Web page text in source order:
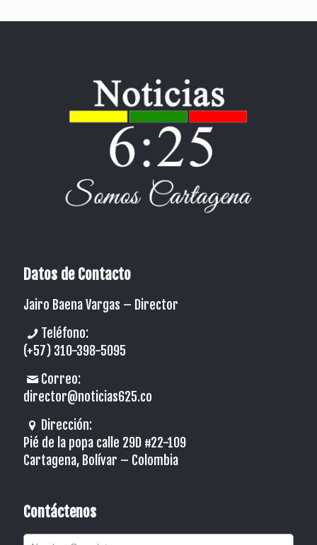
Datos de Contacto
Jairo Baena Vargas – Director
Teléfono:
(+57) 310-398-5095
Correo:
director@noticias625.co
Dirección:
Pié de la popa calle 29D #22-109
Cartagena, Bolívar – Colombia
Contáctenos